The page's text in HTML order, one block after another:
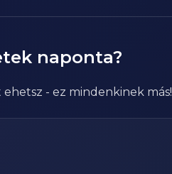
naponta?
- ez mindenkinek más!